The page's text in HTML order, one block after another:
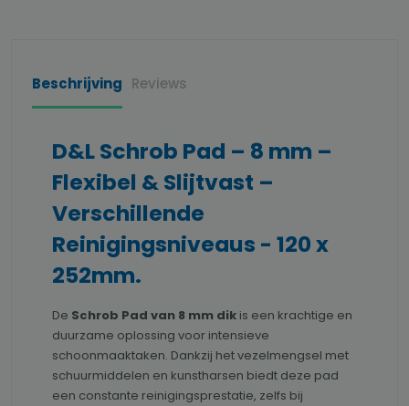
Beschrijving Reviews
D&L Schrob Pad – 8 mm –
Flexibel & Slijtvast –
Verschillende
Reinigingsniveaus - 120 x
252mm.
De Schrob Pad van 8 mm dik is een krachtige en
duurzame oplossing voor intensieve
schoonmaaktaken. Dankzij het vezelmengsel met
schuurmiddelen en kunstharsen biedt deze pad
een constante reinigingsprestatie, zelfs bij